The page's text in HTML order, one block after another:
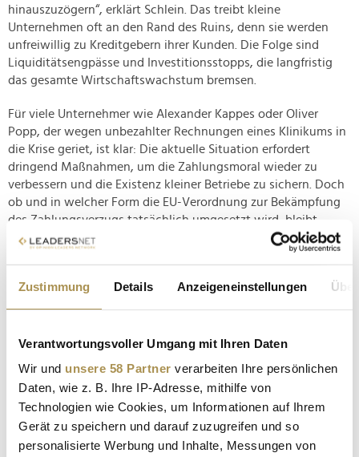
Zustimmung Details Anzeigeneinstellungen
Verantwortungsvoller Umgang mit Ihren Daten
Wir und unsere 58 Partner verarbeiten Ihre persönlichen
Daten, wie z. B. Ihre IP-Adresse, mithilfe von
Technologien wie Cookies, um Informationen auf Ihrem
Gerät zu speichern und darauf zuzugreifen und so
personalisierte Werbung und Inhalte, Messungen von
hinauszuzögern“, erklärt Schlein. Das treibt kleine
Unternehmen oft an den Rand des Ruins, denn sie werden
unfreiwillig zu Kreditgebern ihrer Kunden. Die Folge sind
Liquiditätsengpässe und Investitionsstopps, die langfristig
das gesamte Wirtschaftswachstum bremsen.
Für viele Unternehmer wie Alexander Kappes oder Oliver
Popp, der wegen unbezahlter Rechnungen eines Klinikums in
die Krise geriet, ist klar: Die aktuelle Situation erfordert
dringend Maßnahmen, um die Zahlungsmoral wieder zu
verbessern und die Existenz kleiner Betriebe zu sichern. Doch
ob und in welcher Form die EU-Verordnung zur Bekämpfung
des Zahlungsverzugs tatsächlich umgesetzt wird, bleibt
ungewiss.
RECHNUNGEN ZAHLUNGEN